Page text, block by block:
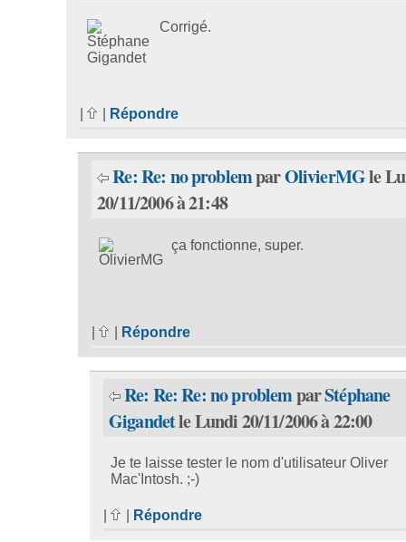
Corrigé.
| Répondre
Re: Re: no problemparOlivierMGle
20/11/2006 à 21:48
ça fonctionne, super.
| Répondre
Re: Re: Re: no problemparStéphane
Gigandetle Lundi 20/11/2006 à 22:00
Je te laisse tester le nom d'utilisateur Oliver
Mac'Intosh. ;-)
Répondre